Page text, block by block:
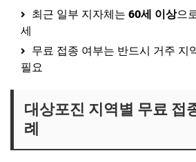
최근 일부 지자체는 60세 이상으
세
무료 접종 여부는 반드시 거주 지
필요
대상포진 지역별 무료 접
례